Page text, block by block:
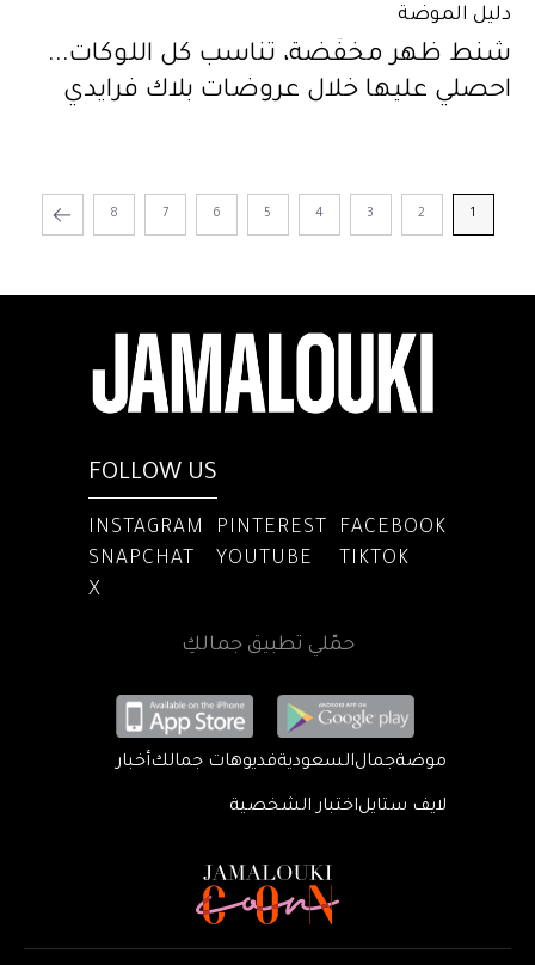
دليل الموضة
شنط ظهر مخفّضة، تناسب كل اللوكات...
احصلي عليها خلال عروضات بلاك فرايدي
1
2
3
4
5
6
7
8
FOLLOW US
INSTAGRAM PINTEREST
FACEBOOK
SNAPCHAT
YOUTUBE
TIKTOK
X
حمّلي تطبيق جمالكِ
موضةجمالالسعوديةفديوهات جمالكأخبار
لايف ستايلاختبار الشخصية